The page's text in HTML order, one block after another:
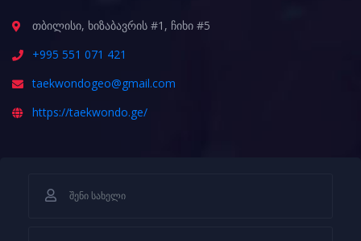
თბილისი, ხიზაბავრის #1, ჩიხი #5
+995 551 071 421
taekwondogeo@gmail.com
https://taekwondo.ge/